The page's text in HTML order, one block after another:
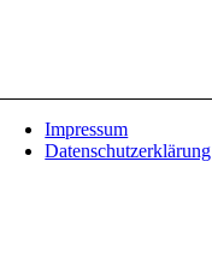
Impressum
Datenschutzerklärung